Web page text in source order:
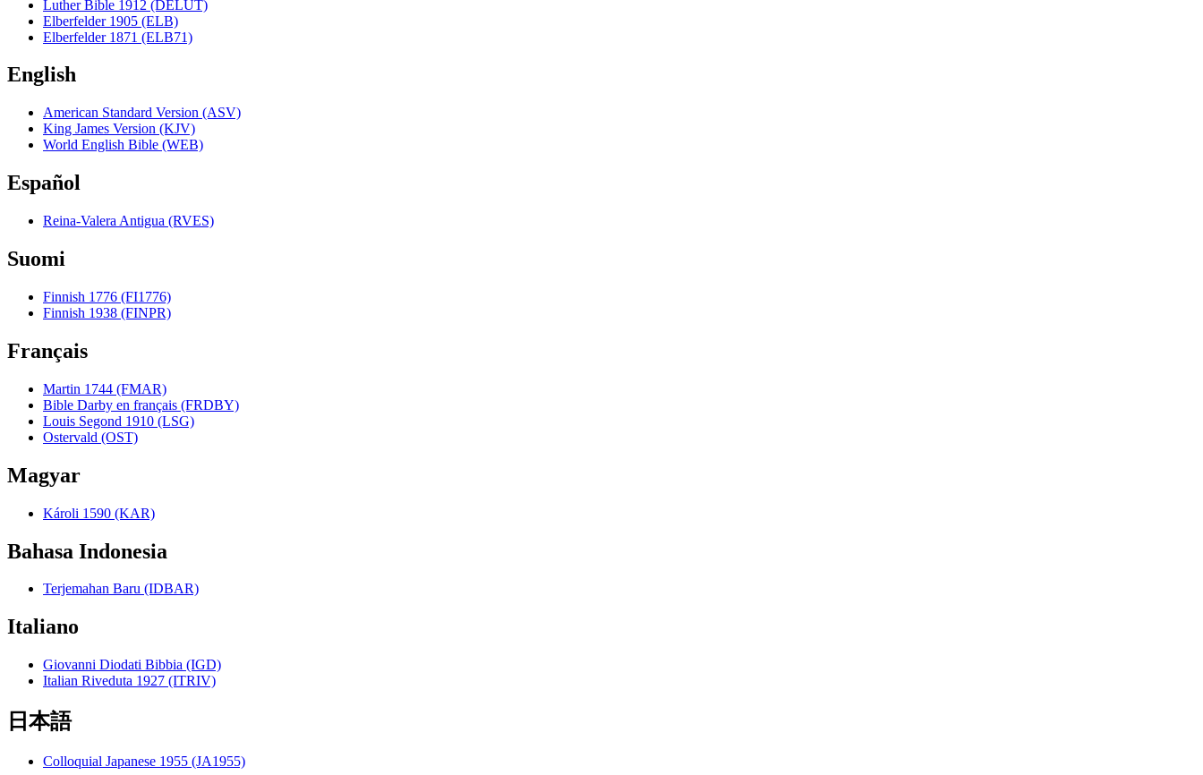
Luther Bible 1912 (DELUT)
Elberfelder 1905 (ELB)
Elberfelder 1871 (ELB71)
English
American Standard Version (ASV)
King James Version (KJV)
World English Bible (WEB)
Español
Reina-Valera Antigua (RVES)
Suomi
Finnish 1776 (FI1776)
Finnish 1938 (FINPR)
Français
Martin 1744 (FMAR)
Bible Darby en français (FRDBY)
Louis Segond 1910 (LSG)
Ostervald (OST)
Magyar
Károli 1590 (KAR)
Bahasa Indonesia
Terjemahan Baru (IDBAR)
Italiano
Giovanni Diodati Bibbia (IGD)
Italian Riveduta 1927 (ITRIV)
日本語
Colloquial Japanese 1955 (JA1955)